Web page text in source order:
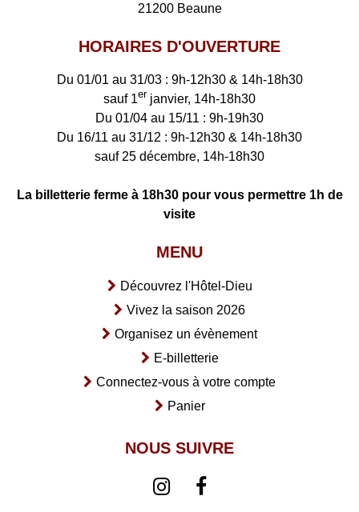
21200 Beaune
HORAIRES D'OUVERTURE
Du 01/01 au 31/03 : 9h-12h30 & 14h-18h30
sauf 1er janvier, 14h-18h30
Du 01/04 au 15/11 : 9h-19h30
Du 16/11 au 31/12 : 9h-12h30 & 14h-18h30
sauf 25 décembre, 14h-18h30
La billetterie ferme à 18h30 pour vous permettre 1h de
visite
MENU
Découvrez l'Hôtel-Dieu
Vivez la saison 2026
Organisez un évènement
E-billetterie
Connectez-vous à votre compte
Panier
NOUS SUIVRE